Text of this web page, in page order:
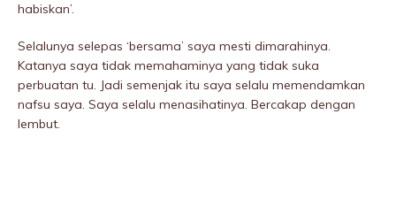
habiskan’.
Selalunya selepas ‘bersama’ saya mesti dimarahinya.
Katanya saya tidak memahaminya yang tidak suka
perbuatan tu. Jadi semenjak itu saya selalu memendamkan
nafsu saya. Saya selalu menasihatinya. Bercakap dengan
lembut.